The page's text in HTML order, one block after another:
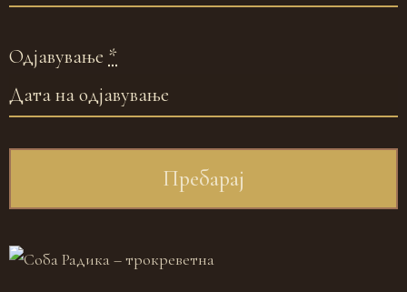
Одјавување *